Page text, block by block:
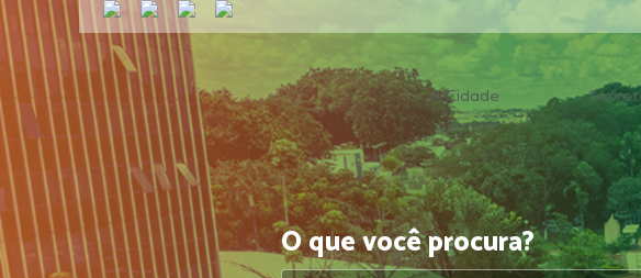
A Cidade
O que você procura?